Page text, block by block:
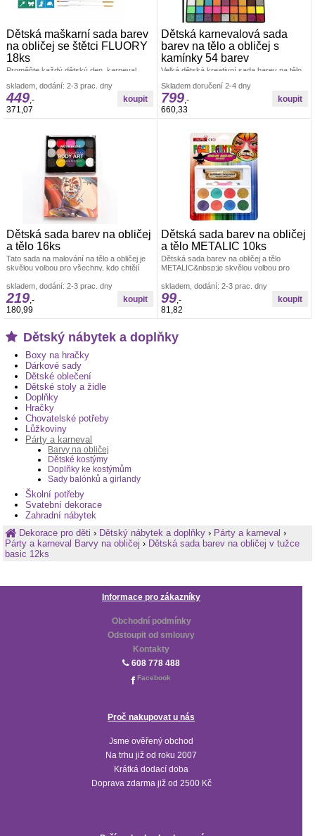
Dětská maškarní sada barev
na obličej se štětci FLUORY
18ks
Proměňte každý dětský den, karneval
nezapomenutelnou show plnou barev.
Dětská maškarní
skladem, dodání: 2-3 prac. dny
449,-
371,07
Dětská karnevalová sada
barev na tělo a obličej s
kamínky 54 barev
Velká dětská kreativní sada barev na tělo
světě kreativního líčení.
Skladem doručení 2-4 dny
799,-
660,33
Dětská sada barev na obličej
a tělo 16ks
Tato sada na malování na tělo a obličej je
skvělou volbou pro všechny, kdo chtějí
skladem, dodání: 2-3 prac. dny
219,-
180,99
Dětská sada barev na obličej
a tělo METALIC 10ks
Dětská sada barev na obličej a tělo
METALIC&nbsp;je skvělou volbou pro
tvůrčí
skladem, dodání: 2-3 prac. dny
99,-
81,82
Dětský nábytek a doplňky
Boxy na hračky
Dárkové sady
Dětské oblečení
Dětské stoly a židle
Doplňky
Hračky
Chovatelské potřeby
Lůžkoviny
Párty a karneval
Barvy na obličej
Dětské kostýmy
Doplňky ke kostýmům
Sady balónků a girlandy
Školní potřeby
Svatební dekorace
Zahradní nábytek
Dekorace pro děti› Dětský nábytek a doplňky › Párty a karneval ›
Párty a karneval Barvy na obličej › Dětská sada barev na obličej v tužce
basic 12ks
Informace pro zákazníky
Obchodní podmínky
Odstoupit od smlouvy
Kontakty
608 778 488
Facebook
Proč nakupovat u nás
Jsme ověřený obchod
Na trhu již od roku 2007
Krátká dodací doba
Doprava zdarma již od 2500 Kč